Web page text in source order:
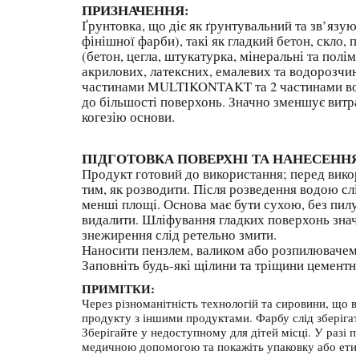
ПРИЗНАЧЕННЯ:
Ґрунтовка, що діє як ґрунтувальний та
фінішної фарби), такі як гладкий бетон, скло,
(бетон, цегла, штукатурка, мінеральні та
акрилових, латексних, емалевих та
частинами MULTIKONTAKT та 2 частинами
до більшості поверхонь. Значно зменшує
когезію основи.
ПІДГОТОВКА ПОВЕРХНІ ТА
Продукт готовий до використання; перед
тим, як розводити. Після розведення водою
менші площі. Основа має бути сухою, без
видалити. Шліфування гладких поверхонь
знежирення слід ретельно змити.
Наносити пензлем, валиком або
Заповніть будь-які щілини та тріщини
ПРИМІТКИ:
Через різноманітність технологій та сировини,
продукту з іншими продуктами. Фарбу слід
Зберігайте у недоступному для дітей місці. У
медичною допомогою та покажіть упаковку або